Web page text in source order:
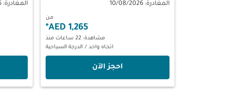
المغادرة: 10/08/2026
من
1,265 AED
*
مشاهدة: 22 ساعات منذ
اتجاه واحد / الدرجة السياحية
‫احجز الآن‬
المغادرة: 26/10/2026